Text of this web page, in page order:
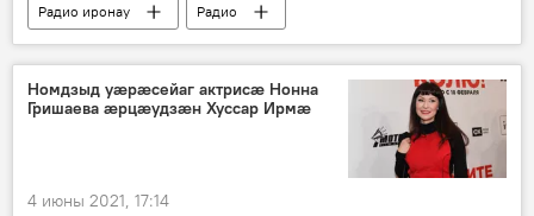
Радио иронау Радио
Номдзыд уӕрӕсейаг актрисӕ Нонна
Гришаева ӕрцӕудзӕн Хуссар Ирмӕ
4 июны 2021, 17:14